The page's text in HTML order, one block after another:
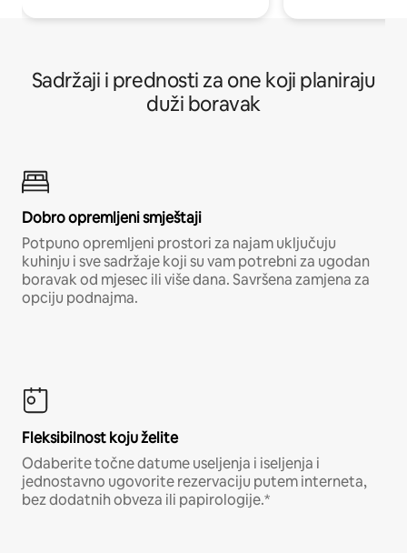
Sadržaji i prednosti za one koji planiraju
duži boravak
Dobro opremljeni smještaji
Potpuno opremljeni prostori za najam uključuju
kuhinju i sve sadržaje koji su vam potrebni za ugodan
boravak od mjesec ili više dana. Savršena zamjena za
opciju podnajma.
Fleksibilnost koju želite
Odaberite točne datume useljenja i iseljenja i
jednostavno ugovorite rezervaciju putem interneta,
bez dodatnih obveza ili papirologije.*